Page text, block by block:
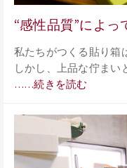
“感性品質”によっ
私たちがつくる貼り箱
しかし、上品な佇まい
……続きを読む